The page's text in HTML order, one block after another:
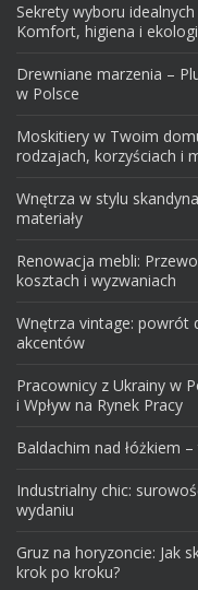
Sekrety wyboru
Komfort, higiena i
Drewniane marzenia –
w Polsce
Moskitiery w Twoim
rodzajach, korzyściach i
Wnętrza w stylu
materiały
Renowacja mebli:
kosztach i wyzwaniach
Wnętrza vintage: powrót
akcentów
Pracownicy z Ukrainy w
i Wpływ na Rynek Pracy
Baldachim nad łóżkiem
Industrialny chic:
wydaniu
Gruz na horyzoncie: Jak
krok po kroku?